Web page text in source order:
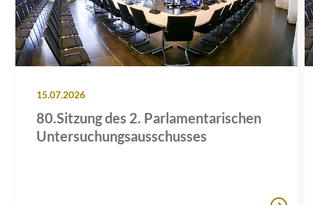
15.07.2026
80.Sitzung des 2. Parlamentarischen
Untersuchungsausschusses